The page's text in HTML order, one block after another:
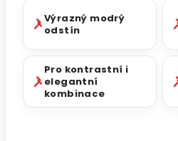
Výrazný modrý
odstín
Pro kontrastní i
elegantní
kombinace